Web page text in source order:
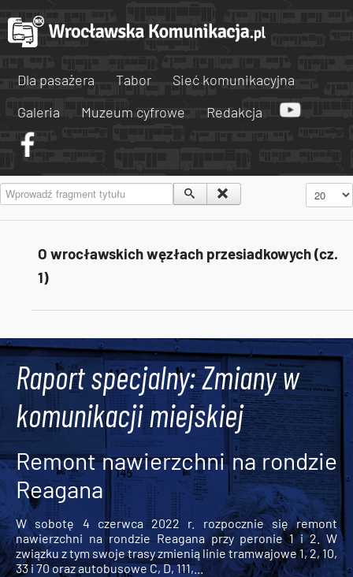
Dla pasażera Tabor
Sieć komunikacyjna
Galeria
Muzeum cyfrowe Redakcja
Wprowadź fragment tytułu Pokaż #
O wrocławskich węzłach przesiadkowych (cz.
1)
Raport specjalny: Zmiany w
komunikacji miejskiej
Remont nawierzchni na rondzie
Reagana
W sobotę 4 czerwca 2022 r. rozpocznie się remont
nawierzchni na rondzie Reagana przy peronie 1 i 2. W
związku z tym swoje trasy zmienią linie tramwajowe 1, 2, 10,
33 i 70 oraz autobusowe C, D, 111,...